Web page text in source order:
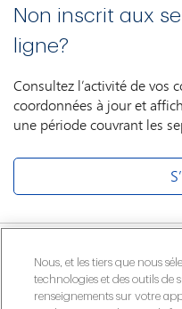
Non inscrit aux
ligne?
Consultez l’activité de vos
coordonnées à jour et
une période couvrant les
Besoin d’aide?
Nous, et les tiers que nous
technologies et des outils
renseignements sur votre